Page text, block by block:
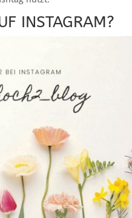
INSTAGRAM?